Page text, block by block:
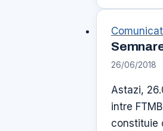
26/06/2018
Astazi,
intre
constituie